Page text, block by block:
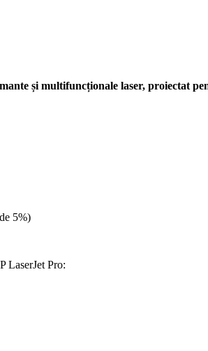
și multifuncționale laser, proiectat
5%)
LaserJet Pro: